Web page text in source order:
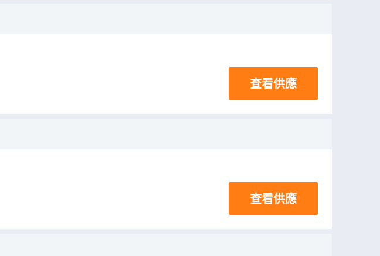
查看供應
查看供應